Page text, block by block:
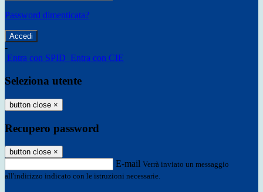
Password dimenticata?
-
Entra con SPID Entra con CIE
Seleziona utente
button close ×
Recupero password
button close ×
E-mail Verrà inviato un messaggio
all'indirizzo indicato con le istruzioni necessarie.